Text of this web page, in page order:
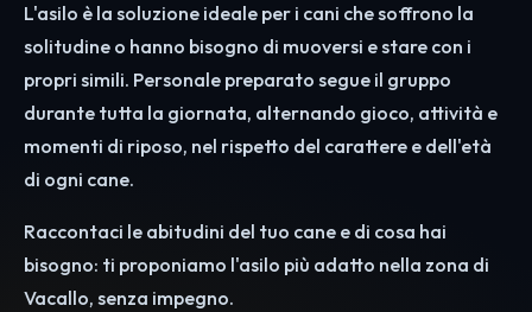
L'asilo è la soluzione ideale per i cani che soffrono la
solitudine o hanno bisogno di muoversi e stare con i
propri simili. Personale preparato segue il gruppo
durante tutta la giornata, alternando gioco, attività e
momenti di riposo, nel rispetto del carattere e dell'età
di ogni cane.
Raccontaci le abitudini del tuo cane e di cosa hai
bisogno: ti proponiamo l'asilo più adatto nella zona di
Vacallo, senza impegno.